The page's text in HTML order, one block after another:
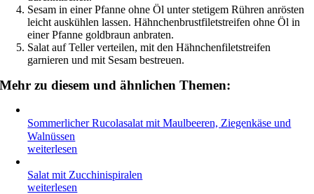
Sesam in einer Pfanne ohne Öl unter stetigem Rühren anrösten
leicht auskühlen lassen. Hähnchenbrustfiletstreifen ohne Öl in
einer Pfanne goldbraun anbraten.
Salat auf Teller verteilen, mit den Hähnchenfiletstreifen
garnieren und mit Sesam bestreuen.
Mehr zu diesem und ähnlichen Themen:
Sommerlicher Rucolasalat mit Maulbeeren, Ziegenkäse und
Walnüssen
weiterlesen
Salat mit Zucchinispiralen
weiterlesen